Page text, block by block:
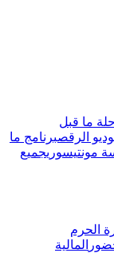
ما قبل
الرقصبرنامج ما
مونتيسوريجميع
الحرم
المالية